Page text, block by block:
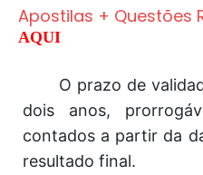
Apostilas + Questões
AQUI
O prazo de
dois anos,
contados a partir da
resultado final.